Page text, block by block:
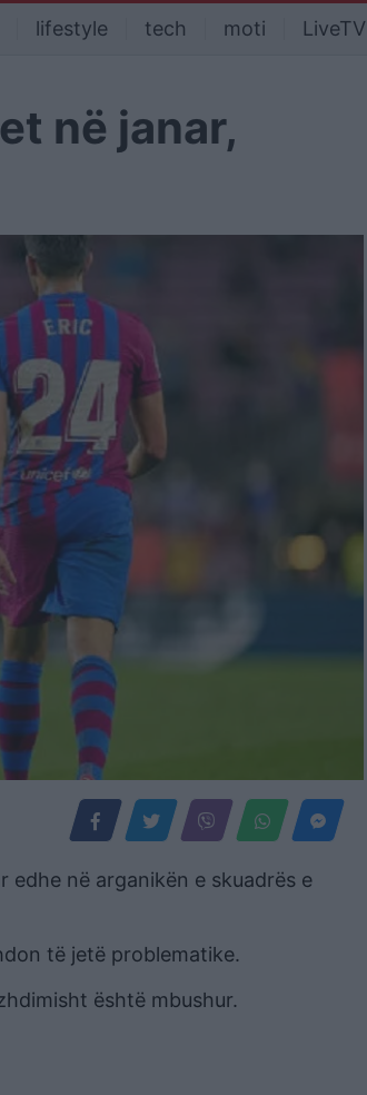
lifestyle tech moti LiveTV
në janar,
në arganikën e skuadrës e
të jetë problematike.
është mbushur.